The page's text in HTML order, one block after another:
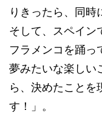
りきったら、同
そして、スペイン
フラメンコを踊
夢みたいな楽しい
ら、決めたことを
す！」。